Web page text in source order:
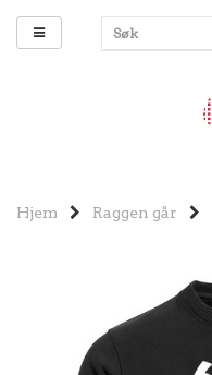
Hjem Raggen går